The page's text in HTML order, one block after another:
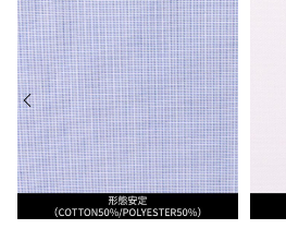
前の画像